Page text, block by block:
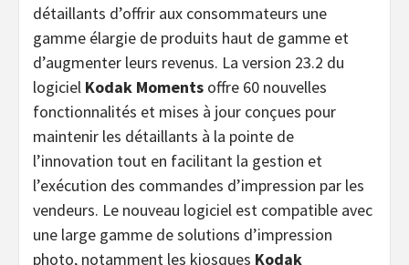
détaillants d’offrir aux consommateurs une
gamme élargie de produits haut de gamme et
d’augmenter leurs revenus. La version 23.2 du
logiciel Kodak Moments offre 60 nouvelles
fonctionnalités et mises à jour conçues pour
maintenir les détaillants à la pointe de
l’innovation tout en facilitant la gestion et
l’exécution des commandes d’impression par les
vendeurs. Le nouveau logiciel est compatible avec
une large gamme de solutions d’impression
photo, notamment les kiosques Kodak